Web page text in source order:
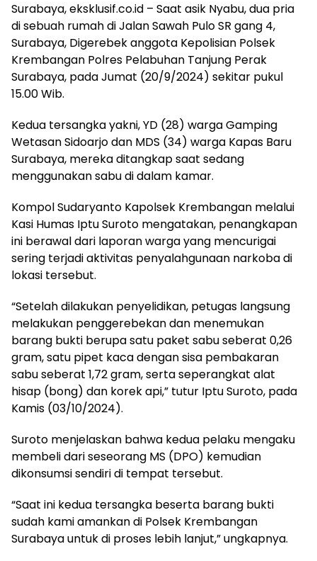
Surabaya, eksklusif.co.id – Saat asik Nyabu, dua pria
di sebuah rumah di Jalan Sawah Pulo SR gang 4,
Surabaya, Digerebek anggota Kepolisian Polsek
Krembangan Polres Pelabuhan Tanjung Perak
Surabaya, pada Jumat (20/9/2024) sekitar pukul
15.00 Wib.
Kedua tersangka yakni, YD (28) warga Gamping
Wetasan Sidoarjo dan MDS (34) warga Kapas Baru
Surabaya, mereka ditangkap saat sedang
menggunakan sabu di dalam kamar.
Kompol Sudaryanto Kapolsek Krembangan melalui
Kasi Humas Iptu Suroto mengatakan, penangkapan
ini berawal dari laporan warga yang mencurigai
sering terjadi aktivitas penyalahgunaan narkoba di
lokasi tersebut.
“Setelah dilakukan penyelidikan, petugas langsung
melakukan penggerebekan dan menemukan
barang bukti berupa satu paket sabu seberat 0,26
gram, satu pipet kaca dengan sisa pembakaran
sabu seberat 1,72 gram, serta seperangkat alat
hisap (bong) dan korek api,” tutur Iptu Suroto, pada
Kamis (03/10/2024).
Suroto menjelaskan bahwa kedua pelaku mengaku
membeli dari seseorang MS (DPO) kemudian
dikonsumsi sendiri di tempat tersebut.
“Saat ini kedua tersangka beserta barang bukti
sudah kami amankan di Polsek Krembangan
Surabaya untuk di proses lebih lanjut,” ungkapnya.